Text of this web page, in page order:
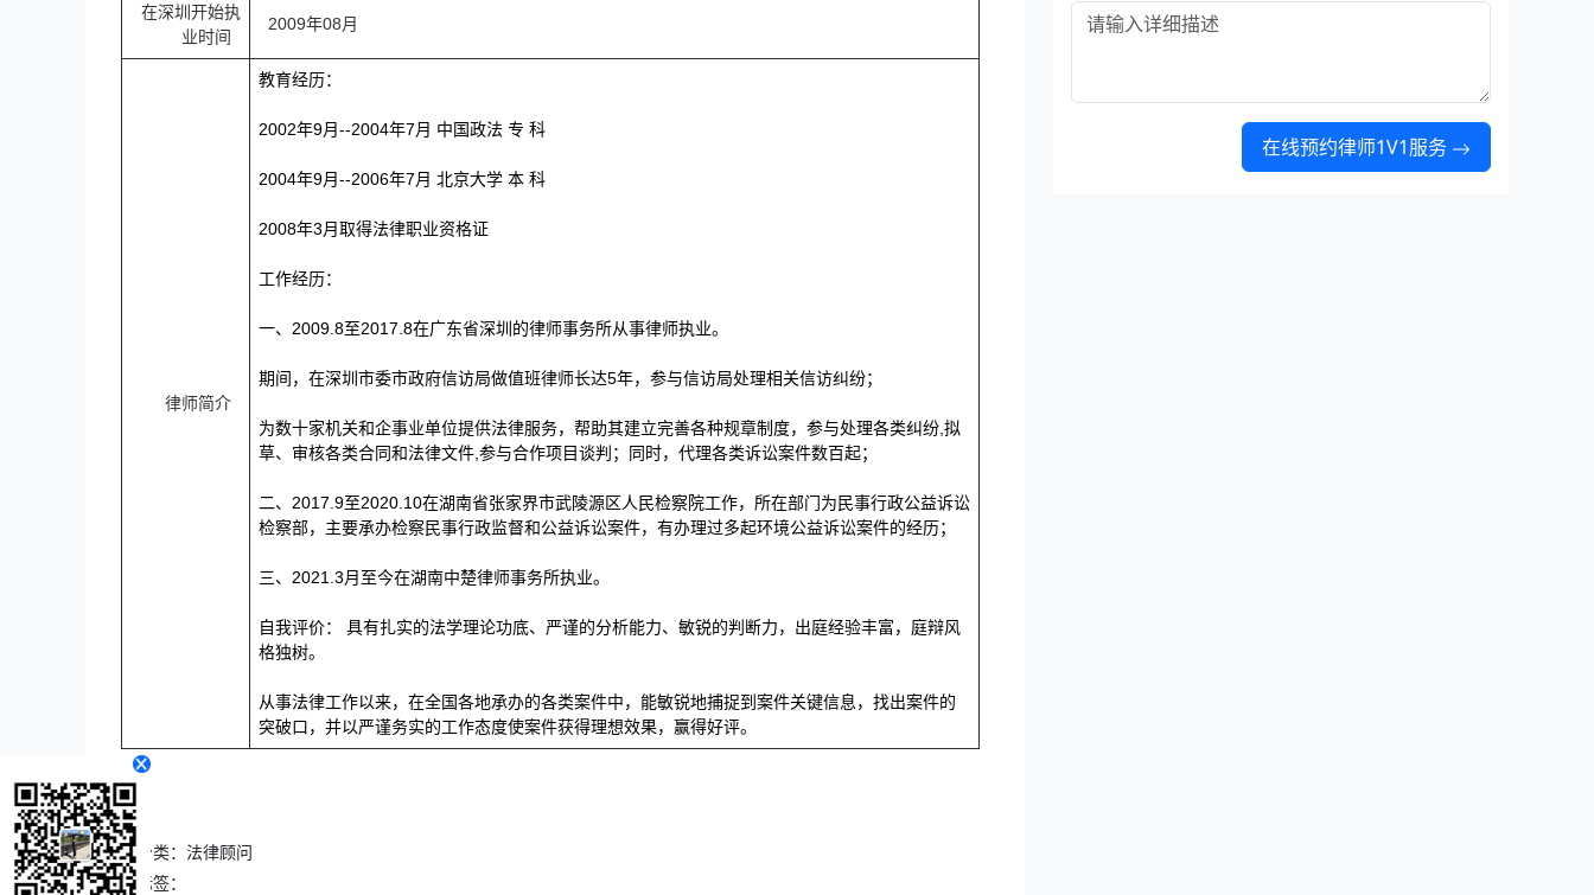
在深圳开始执
业时间
2009年08月
律师简介
教育经历：
2002年9月--2004年7月 中国政法 专 科
2004年9月--2006年7月 北京大学 本 科
2008年3月取得法律职业资格证
工作经历：
一、2009.8至2017.8在广东省深圳的律师事务所从事律师执业。
期间，在深圳市委市政府信访局做值班律师长达5年，参与信访局处理相关信访纠纷；
为数十家机关和企事业单位提供法律服务，帮助其建立完善各种规章制度，参与处理各类纠纷,拟
草、审核各类合同和法律文件,参与合作项目谈判；同时，代理各类诉讼案件数百起；
二、2017.9至2020.10在湖南省张家界市武陵源区人民检察院工作，所在部门为民事行政公益诉讼
检察部，主要承办检察民事行政监督和公益诉讼案件，有办理过多起环境公益诉讼案件的经历；
三、2021.3月至今在湖南中楚律师事务所执业。
自我评价： 具有扎实的法学理论功底、严谨的分析能力、敏锐的判断力，出庭经验丰富，庭辩风
格独树。
从事法律工作以来，在全国各地承办的各类案件中，能敏锐地捕捉到案件关键信息，找出案件的
突破口，并以严谨务实的工作态度使案件获得理想效果，赢得好评。
本文分类： 法律顾问
本文标签：
在线预约律师1V1服务